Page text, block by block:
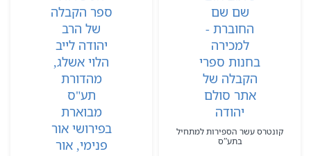
קונטרס עשר הספירות למתחיל
בתע”ס